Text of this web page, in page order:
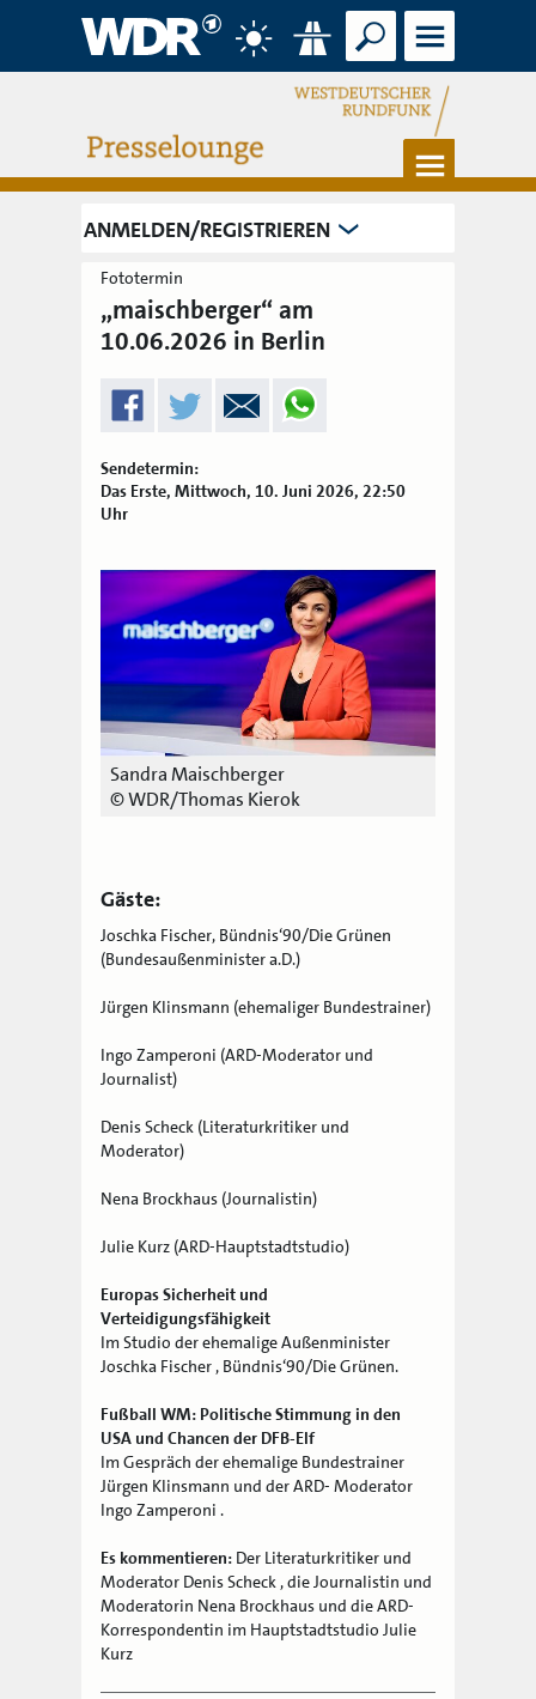
Verkehr
Suche Menü
Menü
ANMELDEN/REGISTRIEREN
Fototermin
„maischberger“ am
10.06.2026 in Berlin
Sendetermin:
Das Erste, Mittwoch, 10. Juni 2026, 22:50
Uhr
Sandra Maischberger
© WDR/Thomas Kierok
Gäste:
Joschka Fischer, Bündnis‘90/Die Grünen
(Bundesaußenminister a.D.)
Jürgen Klinsmann (ehemaliger Bundestrainer)
Ingo Zamperoni (ARD-Moderator und
Journalist)
Denis Scheck (Literaturkritiker und
Moderator)
Nena Brockhaus (Journalistin)
Julie Kurz (ARD-Hauptstadtstudio)
Europas Sicherheit und
Verteidigungsfähigkeit
Im Studio der ehemalige Außenminister
Joschka Fischer , Bündnis‘90/Die Grünen.
Fußball WM: Politische Stimmung in den
USA und Chancen der DFB-Elf
Im Gespräch der ehemalige Bundestrainer
Jürgen Klinsmann und der ARD- Moderator
Ingo Zamperoni .
Es kommentieren: Der Literaturkritiker und
Moderator Denis Scheck , die Journalistin und
Moderatorin Nena Brockhaus und die ARD-
Korrespondentin im Hauptstadtstudio Julie
Kurz